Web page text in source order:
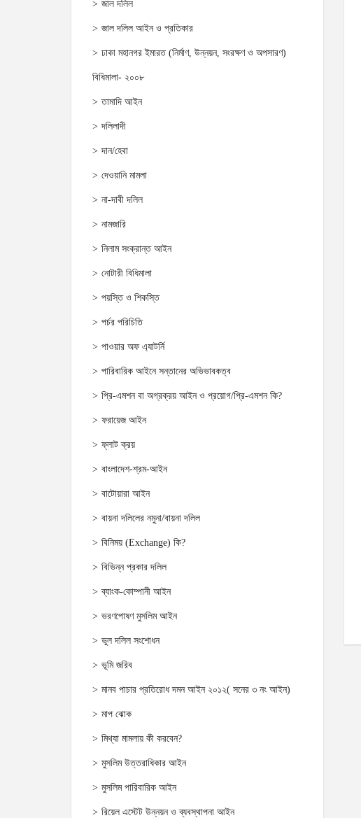
জাল দলিল
জাল দলিল আইন ও প্রতিকার
ঢাকা মহানগর ইমারত (নির্মাণ, উন্নয়ন, সংরক্ষণ ও অপসারণ)
বিধিমালা- ২০০৮
তামাদি আইন
দলিলাদী
দান/হেবা
দেওয়ানি মামলা
না-দাবী দলিল
নামজারি
নিলাম সংক্রান্ত আইন
নোটারী বিধিমালা
পয়স্তি ও শিকস্তি
পর্চর পরিচিতি
পাওয়ার অফ এ্যাটর্নি
পারিবারিক আইনে সন্তানের অভিভাবকত্ব
প্রি-এমশন বা অগ্রক্রয় আইন ও প্রয়োগ/প্রি-এমশন কি?
ফরায়েজ আইন
ফ্লাট ক্রয়
বাংলাদেশ-শ্রম-আইন
বাটোয়ারা আইন
বায়না দলিলের নমুনা/বায়না দলিল
বিনিময় (Exchange) কি?
বিভিন্ন প্রকার দলিল
ব্যাংক-কোম্পানী আইন
ভরণপোষণ মুসলিম আইন
ভুল দলিল সংশোধন
ভূমি জরিব
মানব পাচার প্রতিরোধ দমন আইন ২০১২( সনের ৩ নং আইন)
মাপ ঝোক
মিথ্যা মামলায় কী করবেন?
মুসলিম উত্তরাধিকার আইন
মুসলিম পারিবারিক আইন
রিয়েল এস্টেট উন্নয়ন ও ব্যবস্থাপনা আইন